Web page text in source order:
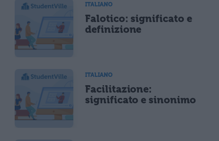
ITALIANO
Falotico: significato e
definizione
ITALIANO
Facilitazione:
significato e sinonimo